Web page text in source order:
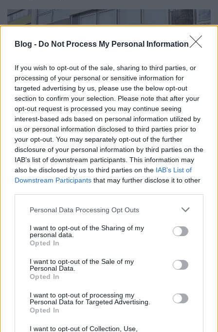
Blog - Do Not Process My Personal Information
If you wish to opt-out of the sale, sharing to third parties, or
processing of your personal or sensitive information for
targeted advertising by us, please use the below opt-out
section to confirm your selection. Please note that after your
opt-out request is processed you may continue seeing
interest-based ads based on personal information utilized by
us or personal information disclosed to third parties prior to
your opt-out. You may separately opt-out of the further
disclosure of your personal information by third parties on the
IAB’s list of downstream participants. This information may
also be disclosed by us to third parties on the IAB’s List of
Downstream Participants that may further disclose it to other
Please note that this website/app uses one or more Google
not limited to your visit or usage behaviour. You may click to
grant or deny consent to Google and its third-party tags to
use your data for below specified purposes in below Google
consent section.
Personal Data Processing Opt Outs
I want to opt-out of the Sharing of my
personal data.
Opted In
I want to opt-out of the Sale of my
Personal Data.
Opted In
I want to opt-out of processing my
Personal Data for Targeted Advertising.
Opted In
I want to opt-out of Collection, Use,
– Hogyan tud segíteni a többi korosztály az
időseknek?
– Az időskorúak arányának növekedése nagy kihívás
egészének is. A támogató kisebb közösségek
védenek az elmagányosodástól, a fölöslegesség
érzésétől is. A meghallgatás élménye sokszor elég
gyógyír az időseknél. Az időseket aktívabb életre
késztető programok egyben alkalmasak a
szemléletváltásra a nemzedéki kapcsolattartásban:
az aktív korban megszerzett tudásra, tapasztalatra
járó változások megismerése, az egészséges
életmód, a mozgás, a helyes táplálkozás és